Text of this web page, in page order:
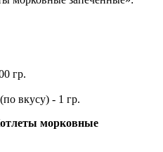
гр.
вкусу) - 1 гр.
морковные